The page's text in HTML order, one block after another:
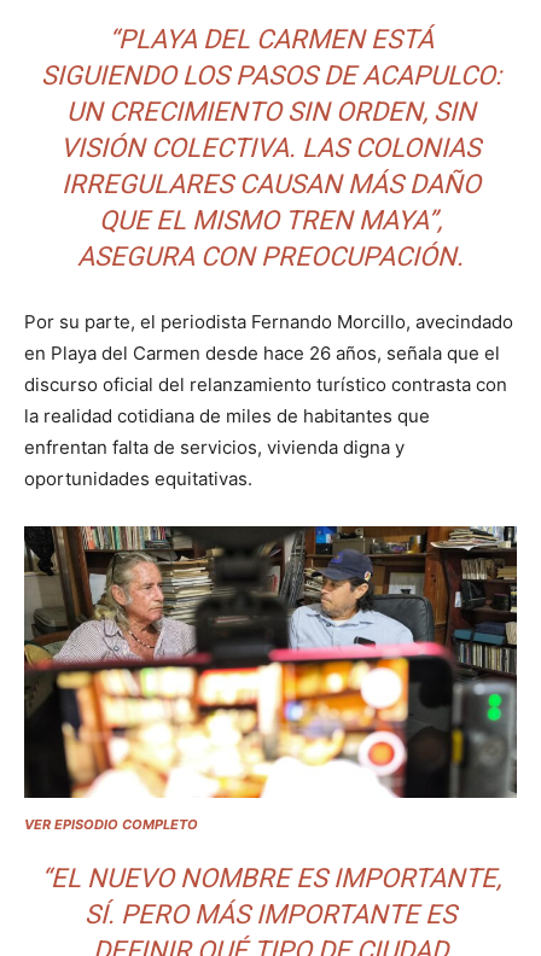
“PLAYA DEL CARMEN ESTÁ
SIGUIENDO LOS PASOS DE ACAPULCO:
UN CRECIMIENTO SIN ORDEN, SIN
VISIÓN COLECTIVA. LAS COLONIAS
IRREGULARES CAUSAN MÁS DAÑO
QUE EL MISMO TREN MAYA”,
ASEGURA CON PREOCUPACIÓN.
Por su parte, el periodista Fernando Morcillo, avecindado
en Playa del Carmen desde hace 26 años, señala que el
discurso oficial del relanzamiento turístico contrasta con
la realidad cotidiana de miles de habitantes que
enfrentan falta de servicios, vivienda digna y
oportunidades equitativas.
VER EPISODIO COMPLETO
“EL NUEVO NOMBRE ES IMPORTANTE,
SÍ. PERO MÁS IMPORTANTE ES